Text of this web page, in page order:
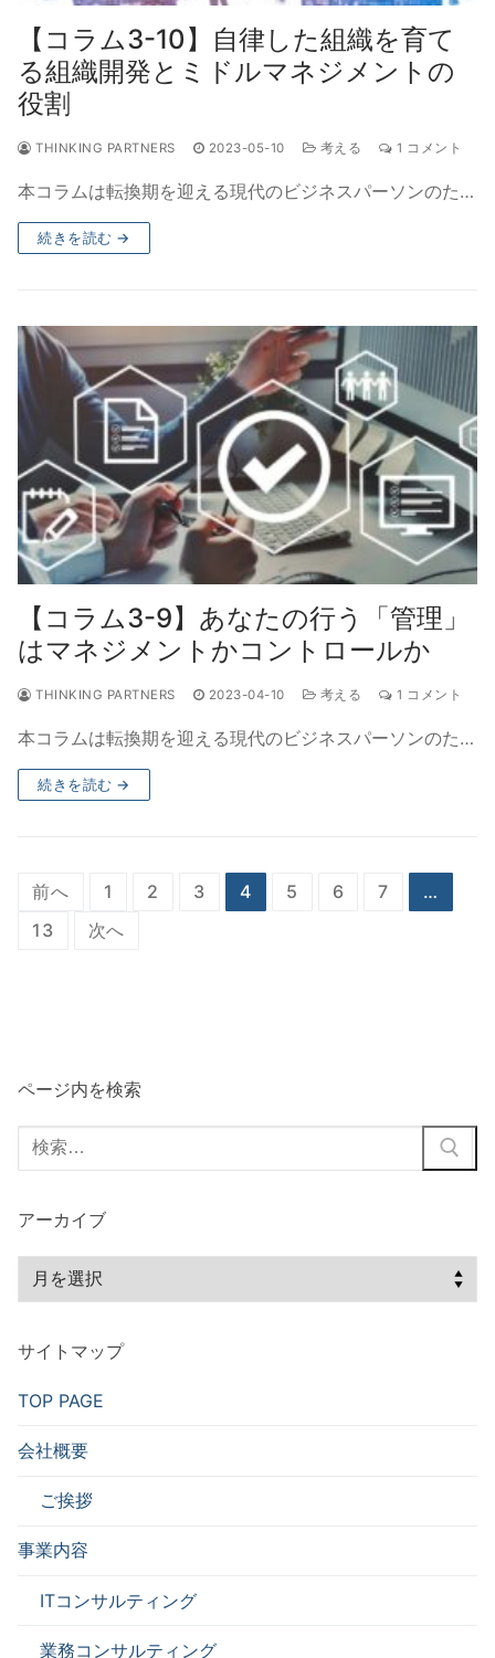
【コラム3-10】自律した組織を育て
る組織開発とミドルマネジメントの
役割
THINKING PARTNERS 2023-05-10 考える 1 コメント
本コラムは転換期を迎える現代のビジネスパーソンのた…
続きを読む →
【コラム3-9】あなたの行う「管理」
はマネジメントかコントロールか
THINKING PARTNERS 2023-04-10 考える 1 コメント
本コラムは転換期を迎える現代のビジネスパーソンのた…
続きを読む →
投
稿
り
前へ 1 2 3 4 5 6 7
…
13
次へ
ページ内を検索
検
索:
アーカイブ
イ
サイトマップ
TOP PAGE
会社概要
ご挨拶
事業内容
ITコンサルティング
業務コンサルティング